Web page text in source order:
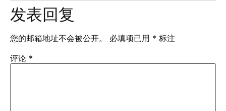
发表回复
您的邮箱地址不会被公开。 必填项已用 * 标注
评论 *